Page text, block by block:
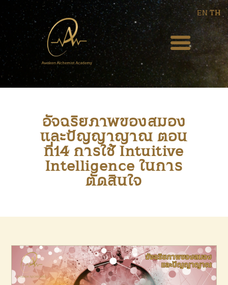
อัจฉริยภาพของสมอง
และปัญญาญาณ ตอน
ที่14 การใช้ Intuitive
Intelligence ในการ
ตัดสินใจ
HOME
BLOG
EVENT
WEEKLY PODCAST
COURSES
CONTACT US
EN TH